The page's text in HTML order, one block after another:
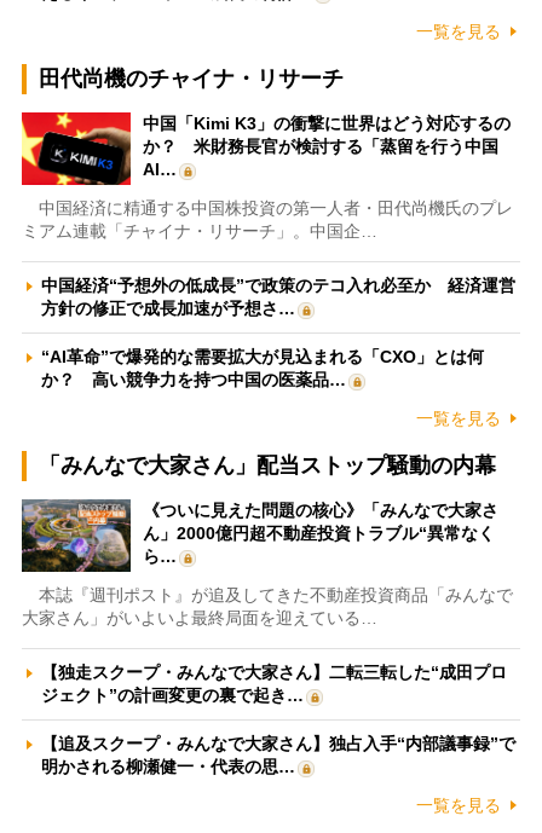
一覧を見る
田代尚機のチャイナ・リサーチ
中国「Kimi K3」の衝撃に世界はどう対応するの
か？ 米財務長官が検討する「蒸留を行う中国
AI…
中国経済に精通する中国株投資の第一人者・田代尚機氏のプレ
ミアム連載「チャイナ・リサーチ」。中国企…
中国経済“予想外の低成長”で政策のテコ入れ必至か 経済運営
方針の修正で成長加速が予想さ…
“AI革命”で爆発的な需要拡大が見込まれる「CXO」とは何
か？ 高い競争力を持つ中国の医薬品…
一覧を見る
「みんなで大家さん」配当ストップ騒動の内幕
《ついに見えた問題の核心》「みんなで大家さ
ん」2000億円超不動産投資トラブル“異常なく
ら…
本誌『週刊ポスト』が追及してきた不動産投資商品「みんなで
大家さん」がいよいよ最終局面を迎えている…
【独走スクープ・みんなで大家さん】二転三転した“成田プロ
ジェクト”の計画変更の裏で起き…
【追及スクープ・みんなで大家さん】独占入手“内部議事録”で
明かされる柳瀬健一・代表の思…
一覧を見る